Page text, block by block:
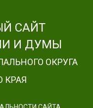
САЙТ
И ДУМЫ
ОКРУГА
КРАЯ